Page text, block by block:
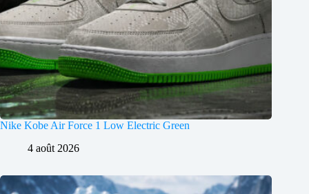
Nike Kobe Air Force 1 Low Electric Green
4 août 2026